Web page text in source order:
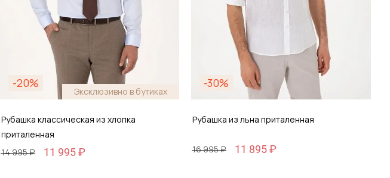
-20%
Эксклюзивно в бутиках
Рубашка классическая из хлопка
приталенная
14 995 ₽
11 995 ₽
-30%
Рубашка из льна приталенная
16 995 ₽ 11 895 ₽